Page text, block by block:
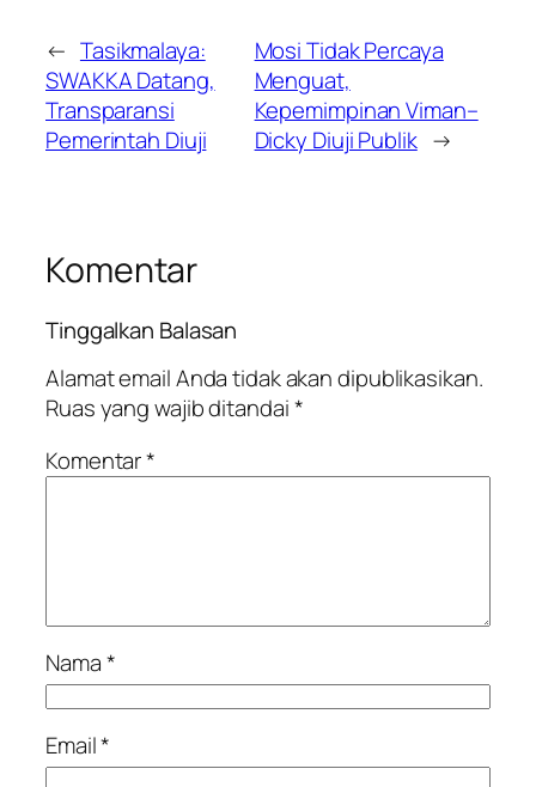
← Tasikmalaya:
SWAKKA Datang,
Transparansi
Pemerintah Diuji
Mosi Tidak Percaya
Menguat,
Kepemimpinan Viman–
Dicky Diuji Publik →
Komentar
Tinggalkan Balasan
Alamat email Anda tidak akan dipublikasikan.
Ruas yang wajib ditandai*
Komentar*
Nama*
Email*